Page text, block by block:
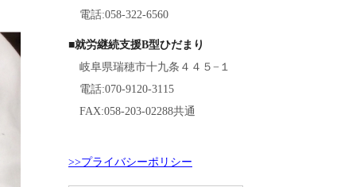
電話:058-322-6560
■就労継続支援B型ひだまり
岐阜県瑞穂市十九条４４５−１
電話:070-9120-3115
FAX:058-203-02288共通
>>プライバシーポリシー